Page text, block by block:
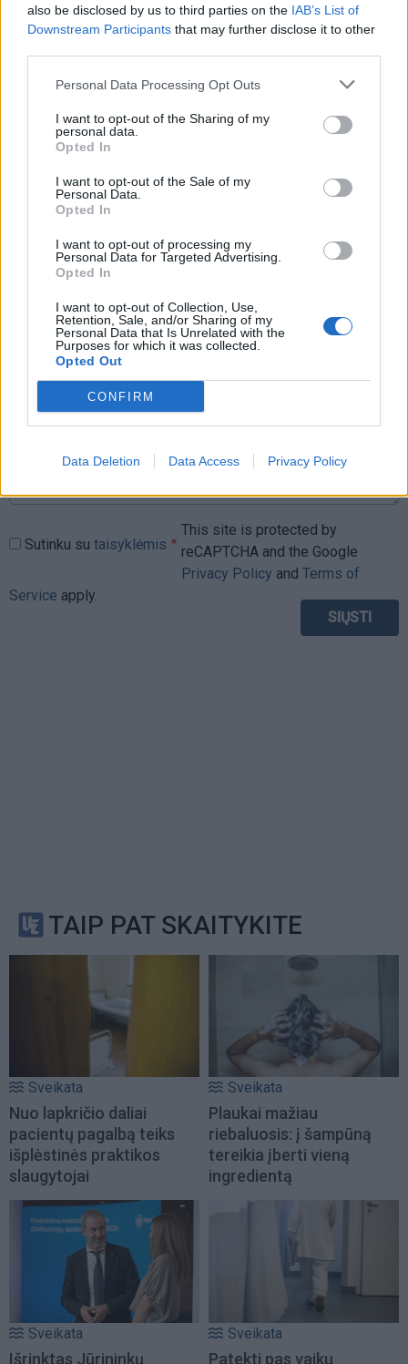
also be disclosed by us to third parties on the IAB’s List of
Downstream Participants that may further disclose it to other
Personal Data Processing Opt Outs
I want to opt-out of the Sharing of my
personal data.
Opted In
I want to opt-out of the Sale of my
Personal Data.
Opted In
I want to opt-out of processing my
Personal Data for Targeted Advertising.
Opted In
I want to opt-out of Collection, Use,
Retention, Sale, and/or Sharing of my
Personal Data that Is Unrelated with the
Purposes for which it was collected.
Opted Out
CONFIRM
Data Deletion Data Access Privacy Policy
Komentarai
Rašyti komentarą
Jūsų vardas
Komentaras
Sutinku su taisyklėmis
This site is protected by
reCAPTCHA and the Google
Privacy Policy and Terms of
Service apply.
TAIP PAT SKAITYKITE
Sveikata
Nuo lapkričio daliai
pacientų pagalbą teiks
išplėstinės praktikos
slaugytojai
Sveikata
Plaukai mažiau
riebaluosis: į šampūną
tereikia įberti vieną
ingredientą
Sveikata
Išrinktas Jūrininkų
Sveikata
Patekti pas vaikų